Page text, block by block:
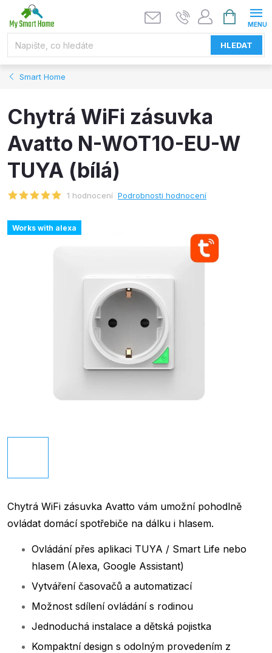
HLEDAT
NÁKUPNÍ
KOŠÍK
Smart Home
Chytrá WiFi zásuvka
Avatto N-WOT10-EU-W
TUYA (bílá)
1 hodnocení Podrobnosti hodnocení
Works with alexa
Chytrá WiFi zásuvka Avatto vám umožní pohodlně
ovládat domácí spotřebiče na dálku i hlasem.
Ovládání přes aplikaci TUYA / Smart Life nebo
hlasem (Alexa, Google Assistant)
Vytváření časovačů a automatizací
Možnost sdílení ovládání s rodinou
Jednoduchá instalace a dětská pojistka
Kompaktní design s odolným provedením z